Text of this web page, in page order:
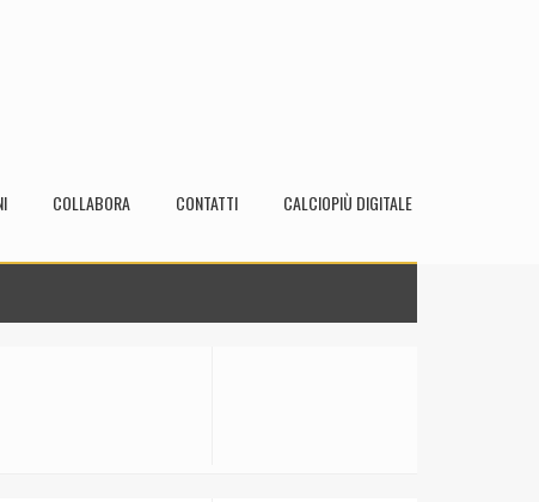
COLLABORA CONTATTI CALCIOPIÙ DIGITALE